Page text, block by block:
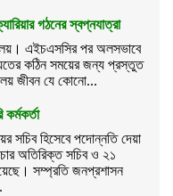
গঠনের স্বপ্নযাত্রা
এইচএসসির পর অলসভাবে
কঠিন সময়ের জন্য প্রস্তুত
জীবন যে কোনো...
সচিব হিসেবে পদোন্নতি দেয়া
অতিরিক্ত সচিব ও ২১
সম্প্রতি জনপ্রশাসন